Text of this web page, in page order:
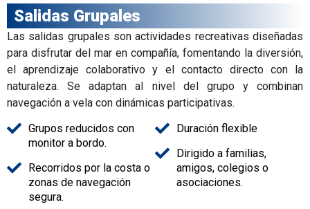
Salidas Grupales
Las salidas grupales son actividades recreativas diseñadas
para disfrutar del mar en compañía, fomentando la diversión,
el aprendizaje colaborativo y el contacto directo con la
naturaleza. Se adaptan al nivel del grupo y combinan
navegación a vela con dinámicas participativas.
Grupos reducidos con
monitor a bordo.
Recorridos por la costa o
zonas de navegación
segura.
Duración flexible
Dirigido a familias,
amigos, colegios o
asociaciones.